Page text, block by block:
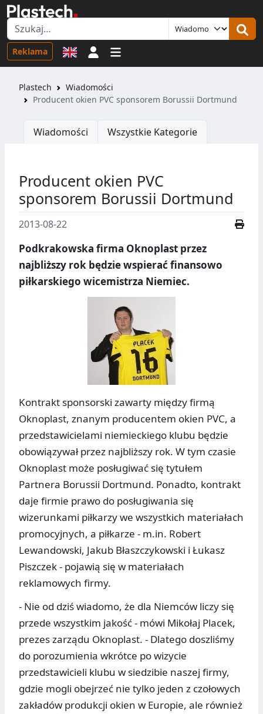
Reklama Logowanie
Plastech
Wiadomości
Producent okien PVC sponsorem Borussii Dortmund
Wiadomości Wszystkie Kategorie
Producent okien PVC
sponsorem Borussii Dortmund
2013-08-22
Podkrakowska firma Oknoplast przez
najbliższy rok będzie wspierać finansowo
piłkarskiego wicemistrza Niemiec.
Kontrakt sponsorski zawarty między firmą
Oknoplast, znanym producentem okien PVC, a
przedstawicielami niemieckiego klubu będzie
obowiązywał przez najbliższy rok. W tym czasie
Oknoplast może posługiwać się tytułem
Partnera Borussii Dortmund. Ponadto, kontrakt
daje firmie prawo do posługiwania się
wizerunkami piłkarzy we wszystkich materiałach
promocyjnych, a piłkarze - m.in. Robert
Lewandowski, Jakub Błaszczykowski i Łukasz
Piszczek - pojawią się w materiałach
reklamowych firmy.
- Nie od dziś wiadomo, że dla Niemców liczy się
przede wszystkim jakość - mówi Mikołaj Placek,
prezes zarządu Oknoplast. - Dlatego doszliśmy
do porozumienia wkrótce po wizycie
przedstawicieli klubu w siedzibie naszej firmy,
gdzie mogli obejrzeć nie tylko jeden z czołowych
zakładów produkcji okien w Europie, ale również